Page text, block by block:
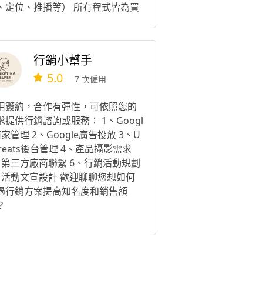
定位、推播等） 所有程式皆為買
合的建議與報價。 您若主動聯繫
報價時，「請先訊息告知公司行
，若無公司名稱、無法回覆。 若
人、療癒相關領域，可於聯繫時
，我會優先協助安排。 如果您希
到一位 快速理解，為你節省溝通
又能同時兼顧技術、設計與整體
的設計師，歡迎與陳芯聯繫。 陳
計 chenxinstudio
行銷小幫手
5.0 7 次僱用
簽約，合作有彈性，可依照您的
提供行銷諮詢或服務： 1、Googl
管理 2、Google廣告投放 3、U
後台管理 4、產品攝影需求
三方廠商聯繫 6、行銷活動規劃
動文宣設計 歡迎聊聊您想如何
行銷方案提高知名度和銷售額